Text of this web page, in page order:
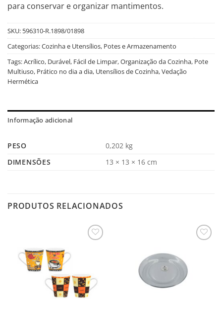
para conservar e organizar mantimentos.
SKU: 596310-R.1898/01898
Categorias:Cozinha e Utensílios, Potes e Armazenamento
Tags:Acrílico, Durável, Fácil de Limpar,Organização da Cozinha, Pote
Multiuso, Prático no dia a dia, Utensílios de Cozinha,Vedação
Hermética
Informação adicional
PESO
0,202 kg
DIMENSÕES
13 × 13 × 16 cm
PRODUTOS RELACIONADOS